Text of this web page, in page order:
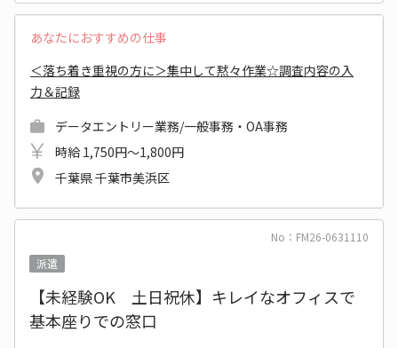
あなたにおすすめの仕事
＜落ち着き重視の方に＞集中して黙々作業☆調査内容の入
力＆記録
データエントリー業務/一般事務・OA事務
時給 1,750円～1,800円
千葉県 千葉市美浜区
No：FM26-0631110
派遣
【未経験OK 土日祝休】キレイなオフィスで
基本座りでの窓口